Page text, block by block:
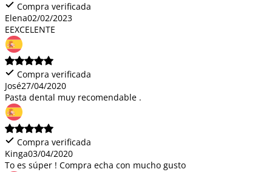
Compra verificada
Elena02/02/2023
EEXCELENTE
Compra verificada
José27/04/2020
Pasta dental muy recomendable .
Compra verificada
Kinga03/04/2020
To es súper ! Compra echa con mucho gusto